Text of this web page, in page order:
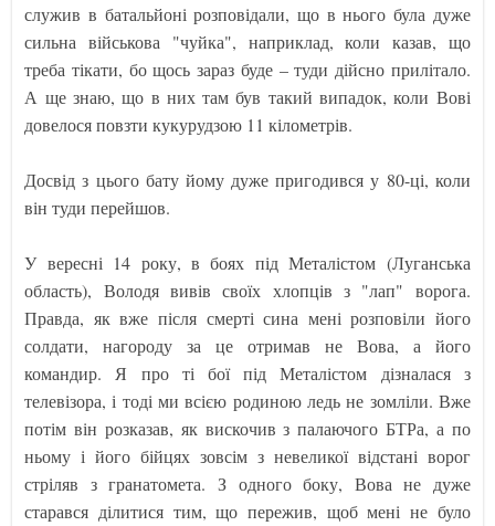
служив в батальйоні розповідали, що в нього була дуже
сильна військова "чуйка", наприклад, коли казав, що
треба тікати, бо щось зараз буде – туди дійсно прилітало.
А ще знаю, що в них там був такий випадок, коли Вові
довелося повзти кукурудзою 11 кілометрів.
Досвід з цього бату йому дуже пригодився у 80-ці, коли
він туди перейшов.
У вересні 14 року, в боях під Металістом (Луганська
область), Володя вивів своїх хлопців з "лап" ворога.
Правда, як вже після смерті сина мені розповіли його
солдати, нагороду за це отримав не Вова, а його
командир. Я про ті бої під Металістом дізналася з
телевізора, і тоді ми всією родиною ледь не зомліли. Вже
потім він розказав, як вискочив з палаючого БТРа, а по
ньому і його бійцях зовсім з невеликої відстані ворог
стріляв з гранатомета. З одного боку, Вова не дуже
старався ділитися тим, що пережив, щоб мені не було